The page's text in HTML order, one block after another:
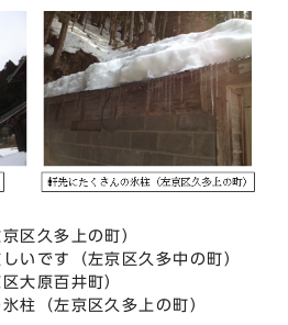
区久多上の町）
いです（左京区久多中の町）
大原百井町）
柱（左京区久多上の町）